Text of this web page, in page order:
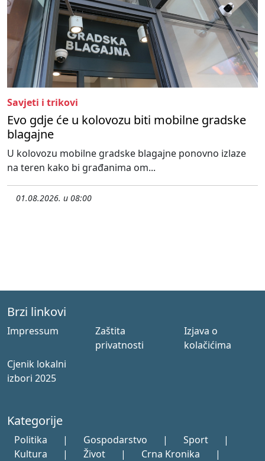
Savjeti i trikovi
Evo gdje će u kolovozu biti mobilne gradske
blagajne
U kolovozu mobilne gradske blagajne ponovno izlaze
na teren kako bi građanima om...
01.08.2026. u 08:00
Brzi linkovi
Impressum
Zaštita
privatnosti
Izjava o
kolačićima
Cjenik lokalni
izbori 2025
Kategorije
Politika | Gospodarstvo | Sport
|
Kultura
| Život | Crna Kronika |